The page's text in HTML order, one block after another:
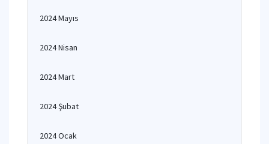
2024 Mayıs
2024 Nisan
2024 Mart
2024 Şubat
2024 Ocak